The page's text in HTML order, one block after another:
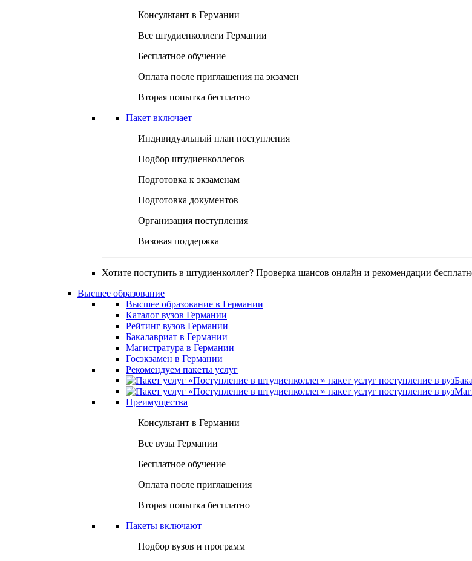
Консультант в Германии
Все штудиенколлеги Германии
Бесплатное обучение
Оплата после приглашения на экзамен
Вторая попытка бесплатно
Пакет включает
Индивидуальный план поступления
Подбор штудиенколлегов
Подготовка к экзаменам
Подготовка документов
Организация поступления
Визовая поддержка
Хотите поступить в штудиенколлег? Проверка шансов онлайн и рекомендации
Высшее образование
Высшее образование в Германии
Каталог вузов Германии
Рейтинг вузов Германии
Бакалавриат в Германии
Магистратура в Германии
Госэкзамен в Германии
Рекомендуем пакеты услуг
Преимущества
Консультант в Германии
Все вузы Германии
Бесплатное обучение
Оплата после приглашения
Вторая попытка бесплатно
Пакеты включают
Подбор вузов и программ